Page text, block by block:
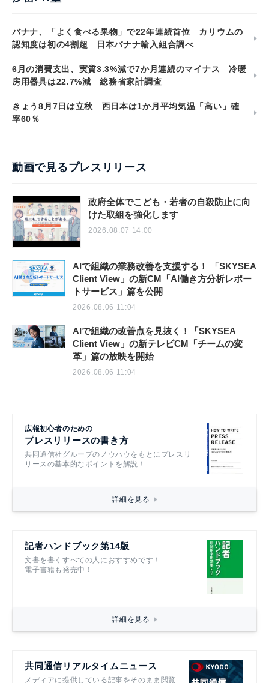
バナナ、「よく食べる果物」で22年連続首位 カリウムの
認知度は初の4割超 日本バナナ輸入組合調べ
6月の消費支出、実質3.3%減で7か月連続のマイナス 冷暖
房用器具は22.7%減 総務省家計調査
きょう8月7日は立秋 西日本は1か月平均気温「高い」確
率60％
動画で見るプレスリリース
政府全体でこども・若者の自殺防止に向
けた取組を強化します
2026.08.07 14:00
AIで組織の業務改善を支援する！ 「SKYSEA
Client View」の新CM「AI働き方分析レポー
トサービス」篇を公開
2026.08.06 11:04
AIで組織の改善点を見抜く！「SKYSEA
Client View」の新テレビCM「チームの変
革」篇の放映を開始
2026.08.06 11:04
広報初心者のための
プレスリリースの書き方
共同通信社グループのノウハウをもとにプレスリ
リースの基本的なポイントを解説！
詳細を見る
記者ハンドブック第14版
文書を書くすべての人におすすめです！
電子書籍も発売中！
詳細を見る
共同通信リアルタイムニュース
メディアに提供している記事をそのまま閲覧